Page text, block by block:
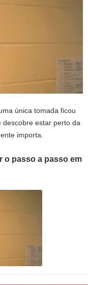
única tomada ficou
descobre estar perto da
importa.
o passo a passo em